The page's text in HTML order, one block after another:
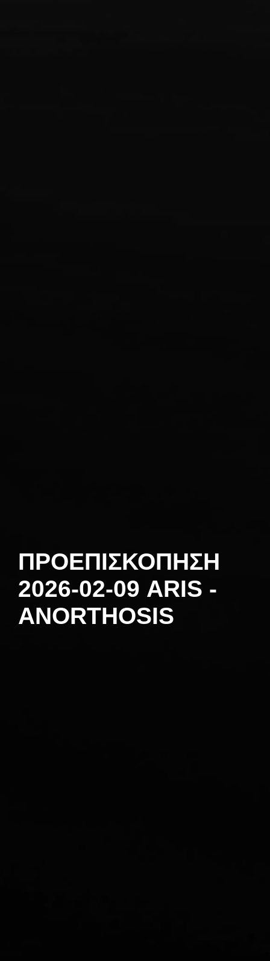
ΠΡΟΕΠΙΣΚΟΠΗΣΗ
2026-02-09 ARIS -
ANORTHOSIS